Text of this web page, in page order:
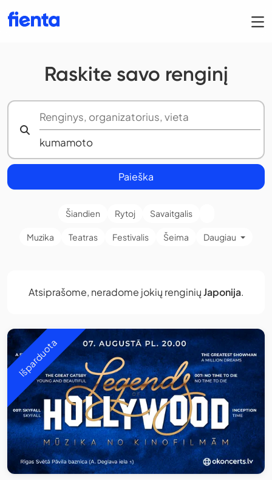
Raskite savo renginį
Paieška
Šiandien Rytoj Savaitgalis
Muzika Teatras Festivalis Šeima Daugiau
Atsiprašome, neradome jokių renginiųJaponija.
Išparduota